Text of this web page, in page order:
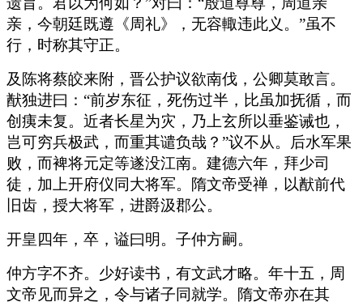
亲，今朝廷既遵《周礼》，无容輙违此义。”虽不
行，时称其守正。
及陈将蔡皎来附，晋公护议欲南伐，公卿莫敢言。
猷独进曰：“前岁东征，死伤过半，比虽加抚循，而
创痍未复。近者长星为灾，乃上玄所以垂鉴诫也，
岂可穷兵极武，而重其谴负哉？”议不从。后水军果
败，而裨将元定等遂没江南。建德六年，拜少司
徒，加上开府仪同大将军。隋文帝受禅，以猷前代
旧齿，授大将军，进爵汲郡公。
开皇四年，卒，谥曰明。子仲方嗣。
仲方字不齐。少好读书，有文武才略。年十五，周
文帝见而异之，令与诸子同就学。隋文帝亦在其